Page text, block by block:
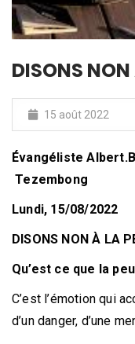
DISONS NON
15 août 2022
Évangéliste Albert.B
Tezembong
Lundi, 15/08/2022
DISONS NON À LA
Qu’est ce que la
C’est l’émotion qui
d’un danger, d’une